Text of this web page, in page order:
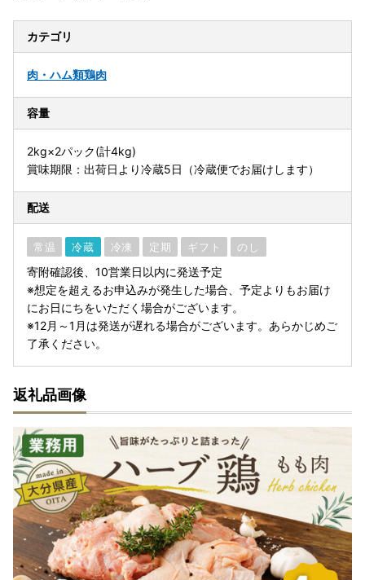
カテゴリ
肉・ハム類鶏肉
容量
2kg×2パック(計4kg)
賞味期限：出荷日より冷蔵5日（冷蔵便でお届けします）
配送
常温 冷蔵 冷凍 定期 ギフト のし
寄附確認後、10営業日以内に発送予定
※想定を超えるお申込みが発生した場合、予定よりもお届け
にお日にちをいただく場合がございます。
※12月～1月は発送が遅れる場合がございます。あらかじめご
了承ください。
返礼品画像